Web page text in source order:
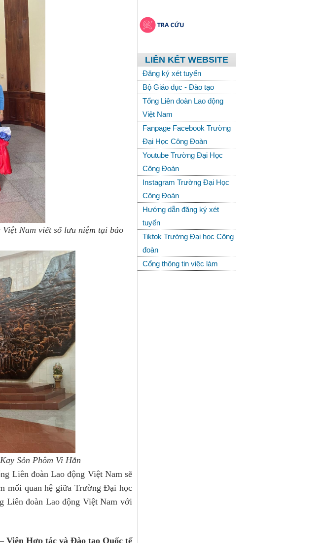
Nam viết sổ lưu niệm tại bảo
Sỏn Phôm Vi Hẳn
Liên đoàn Lao động Việt Nam sẽ
mối quan hệ giữa Trường Đại học
Liên đoàn Lao động Việt Nam với
Viện Hợp tác và Đào tạo Quốc tế
LIÊN KẾT WEBSITE
Đăng ký xét tuyển
Bộ Giáo dục - Đào tạo
Tổng Liên đoàn Lao động
Việt Nam
Fanpage Facebook Trường
Đại Học Công Đoàn
Youtube Trường Đại Học
Công Đoàn
Instagram Trường Đại Học
Công Đoàn
Hướng dẫn đăng ký xét
tuyển
Tiktok Trường Đại học Công
đoàn
Cổng thông tin việc làm